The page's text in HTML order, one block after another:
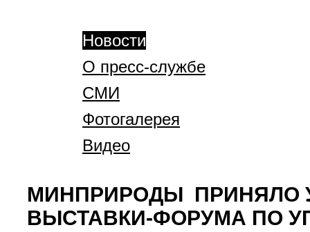
Новости
О пресс-службе
СМИ
Фотогалерея
Видео
МИНПРИРОДЫ ПРИНЯЛО
ВЫСТАВКИ-ФОРУМА ПО